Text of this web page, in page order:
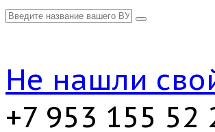
Не нашли
+7 953 155 52